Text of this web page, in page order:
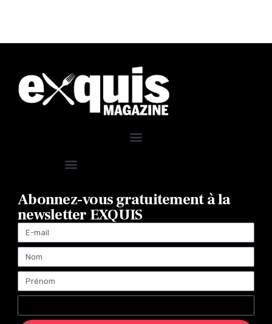
Abonnez-vous gratuitement à la
newsletter EXQUIS